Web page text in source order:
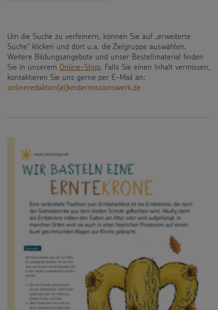
Kinderarbeit
Behinderung
Grundsätze der Projektarbeit
Weihnachten Weltweit
Basteln & Aktionen
Gottesdienstbausteine
Spendenmöglichkeiten
Unternehmensspenden
Sternsinger-Stiftung
Zinsen den Kindern
Vereine und Initiativen
Sternsingerspenden gezielt einsetzen
Testamentsspende
FAQ Spenden
Videos
Sternsinger-Steckbrief
Presse
Kontakt
Um die Suche zu verfeinern, können Sie auf „erweiterte
Suche“ klicken und dort u.a. die Zielgruppe auswählen.
Weitere Bildungsangebote und unser Bestellmaterial finden
Sie in unserem Online-Shop. Falls Sie einen Inhalt vermissen,
kontaktieren Sie uns gerne per E-Mail an:
onlineredaktion(at)kindermissionswerk.de